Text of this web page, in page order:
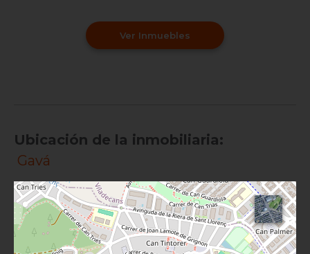
Ver Inmuebles
Ubicación de la inmobiliaria:
Gavá